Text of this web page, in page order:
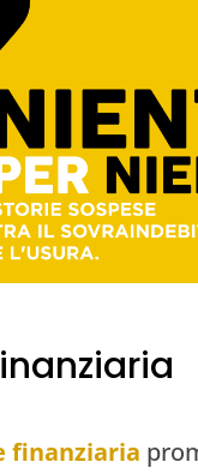
finanziaria